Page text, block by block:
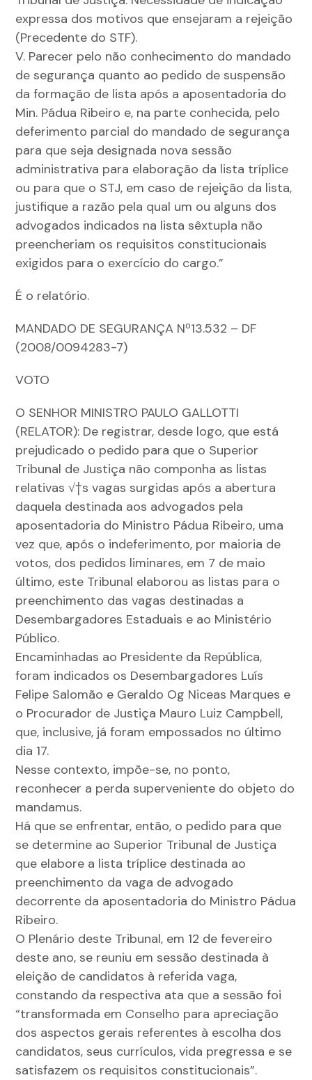
expressa dos motivos que ensejaram a rejeição
(Precedente do STF).
V. Parecer pelo não conhecimento do mandado
de segurança quanto ao pedido de suspensão
da formação de lista após a aposentadoria do
Min. Pádua Ribeiro e, na parte conhecida, pelo
deferimento parcial do mandado de segurança
para que seja designada nova sessão
administrativa para elaboração da lista tríplice
ou para que o STJ, em caso de rejeição da lista,
justifique a razão pela qual um ou alguns dos
advogados indicados na lista sêxtupla não
preencheriam os requisitos constitucionais
exigidos para o exercício do cargo.”
É o relatório.
MANDADO DE SEGURANÇA Nº13.532 – DF
(2008/0094283-7)
VOTO
O SENHOR MINISTRO PAULO GALLOTTI
(RELATOR): De registrar, desde logo, que está
prejudicado o pedido para que o Superior
Tribunal de Justiça não componha as listas
relativas √†s vagas surgidas após a abertura
daquela destinada aos advogados pela
aposentadoria do Ministro Pádua Ribeiro, uma
vez que, após o indeferimento, por maioria de
votos, dos pedidos liminares, em 7 de maio
último, este Tribunal elaborou as listas para o
preenchimento das vagas destinadas a
Desembargadores Estaduais e ao Ministério
Público.
Encaminhadas ao Presidente da República,
foram indicados os Desembargadores Luís
Felipe Salomão e Geraldo Og Niceas Marques e
o Procurador de Justiça Mauro Luiz Campbell,
que, inclusive, já foram empossados no último
dia 17.
Nesse contexto, impõe-se, no ponto,
reconhecer a perda superveniente do objeto do
mandamus.
Há que se enfrentar, então, o pedido para que
se determine ao Superior Tribunal de Justiça
que elabore a lista tríplice destinada ao
preenchimento da vaga de advogado
decorrente da aposentadoria do Ministro Pádua
Ribeiro.
O Plenário deste Tribunal, em 12 de fevereiro
deste ano, se reuniu em sessão destinada à
eleição de candidatos à referida vaga,
constando da respectiva ata que a sessão foi
“transformada em Conselho para apreciação
dos aspectos gerais referentes à escolha dos
candidatos, seus currículos, vida pregressa e se
satisfazem os requisitos constitucionais”.